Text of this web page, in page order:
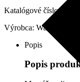
Katalógové číslo:
Výrobca: Walraven
Popis
Popis